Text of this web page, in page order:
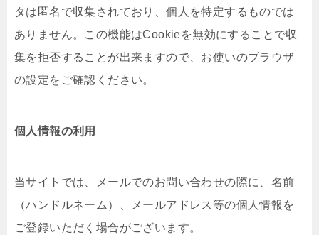
タは匿名で収集されており、個人を特定するものでは
ありません。この機能はCookieを無効にすることで収
集を拒否することが出来ますので、お使いのブラウザ
の設定をご確認ください。
個人情報の利用
当サイトでは、メールでのお問い合わせの際に、名前
（ハンドルネーム）、メールアドレス等の個人情報を
ご登録いただく場合がございます。